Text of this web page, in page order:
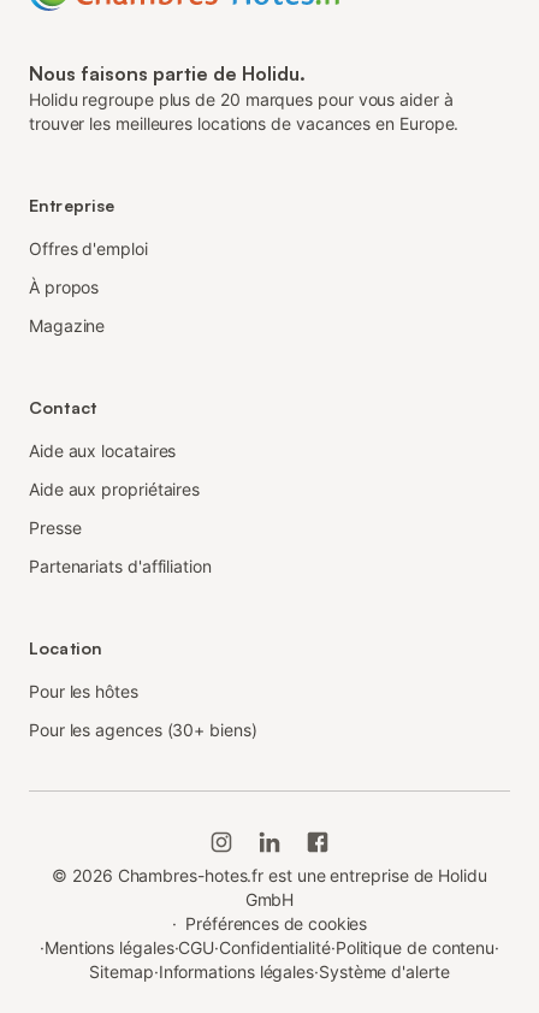
Nous faisons partie de Holidu.
Holidu regroupe plus de 20 marques pour vous aider à
trouver les meilleures locations de vacances en Europe.
Entreprise
Offres d'emploi
À propos
Magazine
Contact
Aide aux locataires
Aide aux propriétaires
Presse
Partenariats d'affiliation
Location
Pour les hôtes
Pour les agences (30+ biens)
© 2026 Chambres-hotes.fr est une entreprise de Holidu
GmbH
· Préférences de cookies
·Mentions légales·CGU·Confidentialité·Politique de contenu·
Sitemap·Informations légales·Système d'alerte